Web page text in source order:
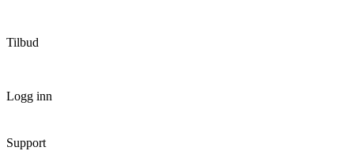
Tilbud
Logg inn
Support